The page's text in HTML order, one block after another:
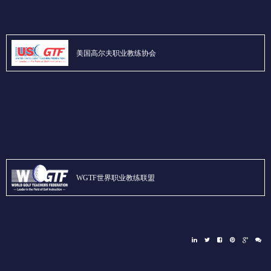
美国高尔夫职业教练协会
WGTF世界职业教练联盟